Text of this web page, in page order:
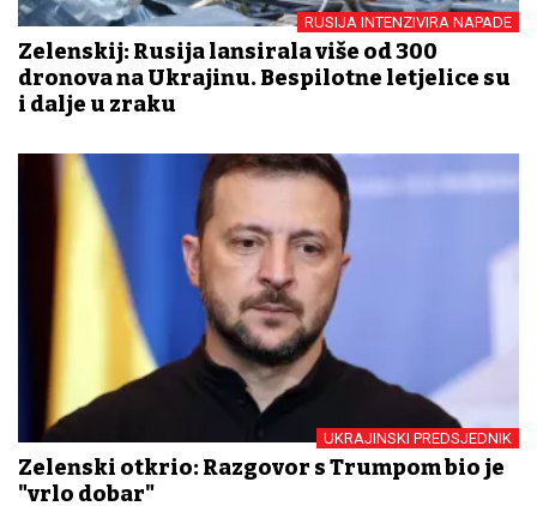
RUSIJA INTENZIVIRA NAPADE
Zelenskij: Rusija lansirala više od 300
dronova na Ukrajinu. Bespilotne letjelice su
i dalje u zraku
UKRAJINSKI PREDSJEDNIK
Zelenski otkrio: Razgovor s Trumpom bio je
"vrlo dobar"